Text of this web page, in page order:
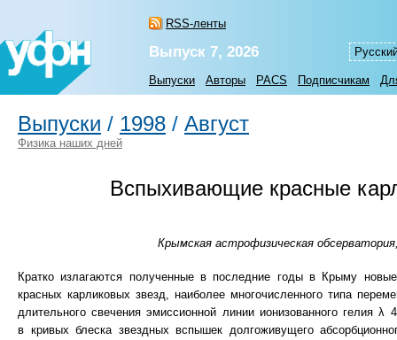
RSS-ленты
Выпуск 7, 2026
Выпуски Авторы PACS Подписчикам
Выпуски / 1998 / Август
Физика наших дней
Вспыхивающие красные
Крымская астрофизическая
Кратко излагаются полученные в последние годы в Крыму
красных карликовых звезд, наиболее многочисленного типа
длительного свечения эмиссионной линии ионизованного гелия
в кривых блеска звездных вспышек долгоживущего